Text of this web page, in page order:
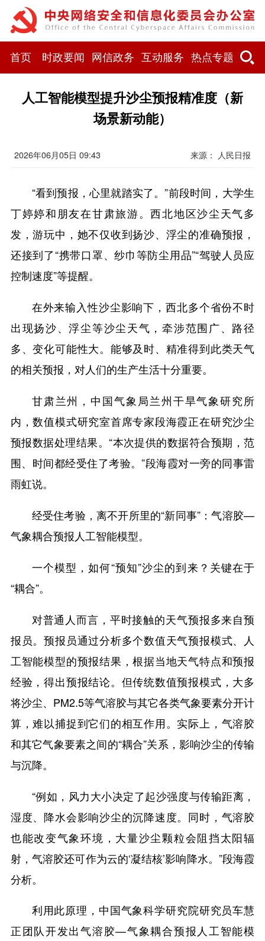
首页 时政要闻 网信政务 互动服务 热点专题
人工智能模型提升沙尘预报精准度（新
场景新动能）
2026年06月05日 09:43 来源： 人民日报
“看到预报，心里就踏实了。”前段时间，大学生
丁婷婷和朋友在甘肃旅游。西北地区沙尘天气多
发，游玩中，她不仅收到扬沙、浮尘的准确预报，
还接到了“携带口罩、纱巾等防尘用品”“驾驶人员应
控制速度”等提醒。
在外来输入性沙尘影响下，西北多个省份不时
出现扬沙、浮尘等沙尘天气，牵涉范围广、路径
多、变化可能性大。能够及时、精准得到此类天气
的相关预报，对人们的生产生活十分重要。
甘肃兰州，中国气象局兰州干旱气象研究所
内，数值模式研究室首席专家段海霞正在研究沙尘
预报数据处理结果。“本次提供的数据符合预期，范
围、时间都经受住了考验。”段海霞对一旁的同事雷
雨虹说。
经受住考验，离不开所里的“新同事”：气溶胶—
气象耦合预报人工智能模型。
一个模型，如何“预知”沙尘的到来？关键在于
“耦合”。
对普通人而言，平时接触的天气预报多来自预
报员。预报员通过分析多个数值天气预报模式、人
工智能模型的预报结果，根据当地天气特点和预报
经验，得出预报结论。但传统数值预报模式，大多
将沙尘、PM2.5等气溶胶与其它各类气象要素分开计
算，难以捕捉到它们的相互作用。实际上，气溶胶
和其它气象要素之间的“耦合”关系，影响沙尘的传输
与沉降。
“例如，风力大小决定了起沙强度与传输距离，
湿度、降水会影响沙尘的沉降速度。同时，气溶胶
也能改变气象环境，大量沙尘颗粒会阻挡太阳辐
射，气溶胶还可作为云的‘凝结核’影响降水。”段海霞
分析。
利用此原理，中国气象科学研究院研究员车慧
正团队开发出气溶胶—气象耦合预报人工智能模